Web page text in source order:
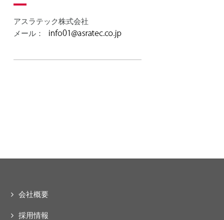
アスラテック株式会社
メール：
会社概要
採用情報